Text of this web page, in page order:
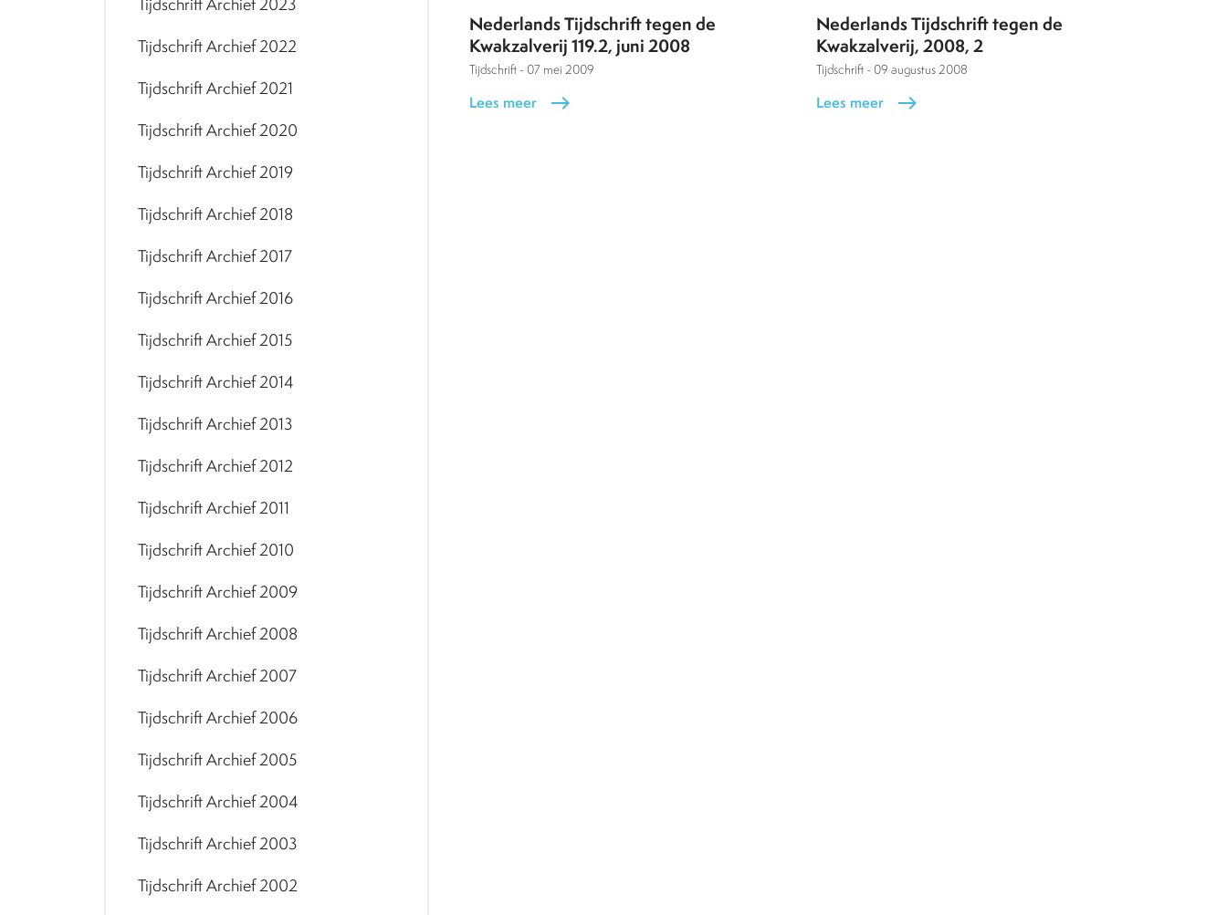
Tijdschrift Archief 2022
Tijdschrift Archief 2021
Tijdschrift Archief 2020
Tijdschrift Archief 2019
Tijdschrift Archief 2018
Tijdschrift Archief 2017
Tijdschrift Archief 2016
Tijdschrift Archief 2015
Tijdschrift Archief 2014
Tijdschrift Archief 2013
Tijdschrift Archief 2012
Tijdschrift Archief 2011
Tijdschrift Archief 2010
Tijdschrift Archief 2009
Tijdschrift Archief 2008
Tijdschrift Archief 2007
Tijdschrift Archief 2006
Tijdschrift Archief 2005
Tijdschrift Archief 2004
Tijdschrift Archief 2003
Tijdschrift Archief 2002
Nederlands Tijdschrift tegen de
Kwakzalverij 119.2, juni 2008
Tijdschrift - 07 mei 2009
Lees meer east
Nederlands Tijdschrift tegen de
Kwakzalverij, 2008, 2
Tijdschrift - 09 augustus 2008
Lees meer east